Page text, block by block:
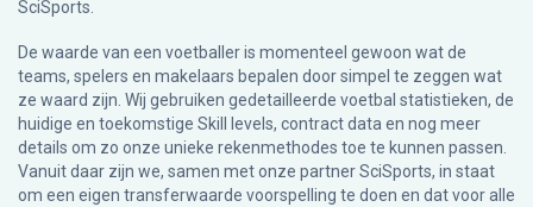
SciSports
De waarde van een voetballer is momenteel gewoon wat de
teams, spelers en makelaars bepalen door simpel te zeggen wat
ze waard zijn. Wij gebruiken gedetailleerde voetbal statistieken, de
huidige en toekomstige Skill levels, contract data en nog meer
details om zo onze unieke rekenmethodes toe te kunnen passen.
Vanuit daar zijn we, samen met onze partner SciSports, in staat
om een eigen transferwaarde voorspelling te doen en dat voor alle